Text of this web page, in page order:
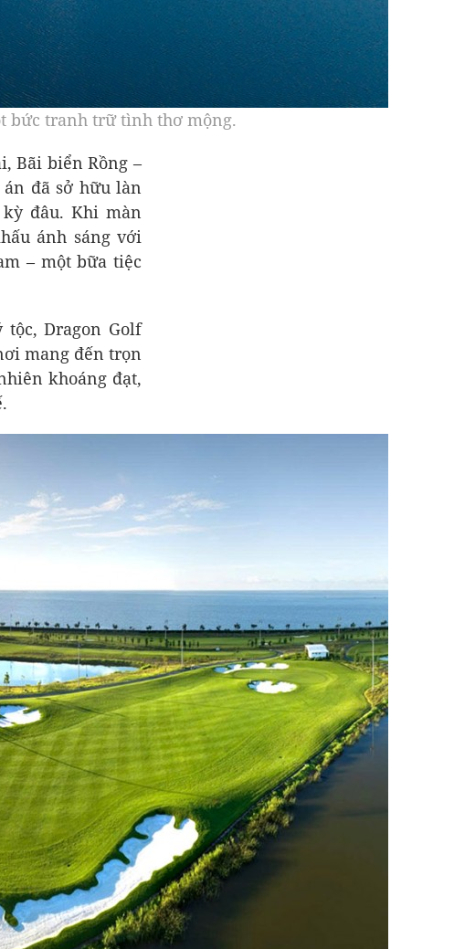
bức tranh trữ tình thơ mộng.
Bãi biển Rồng –
đã sở hữu làn
đâu. Khi màn
ánh sáng với
– một bữa tiệc
Dragon Golf
mang đến trọn
khoáng đạt,